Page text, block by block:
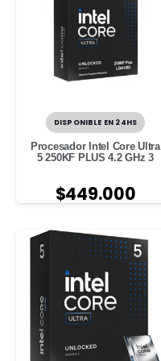
DISPONIBLE EN 24HS
Procesador Intel Core Ultra
5 250KF PLUS 4.2 GHz 3
$449.000